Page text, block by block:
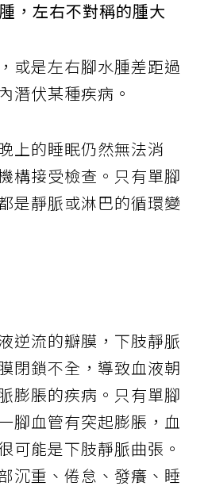
，左右不對稱的腫大
或是左右腳水腫差距過
潛伏某種疾病。
上的睡眠仍然無法消
構接受檢查。只有單腳
是靜脈或淋巴的循環變
逆流的瓣膜，下肢靜脈
閉鎖不全，導致血液朝
膨脹的疾病。只有單腳
腳血管有突起膨脹，血
可能是下肢靜脈曲張。
沉重、倦怠、發癢、睡